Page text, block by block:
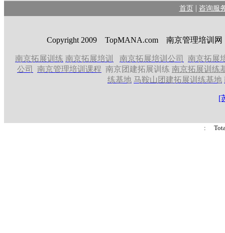
首页 | 咨询服
Copyright 2009 TopMANA.com 南京管理培训网
南京拓展训练 南京拓展培训 南京拓展培训公司
南京拓展
公司
南京管理培训课程 南京团建拓展训练 南京拓展训练
练基地 马鞍山团建拓展训练基地
[
: